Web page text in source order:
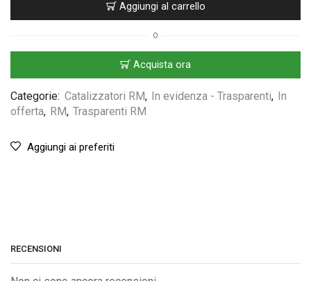
Aggiungi al carrello
O
Acquista ora
Categorie: Catalizzatori RM, In evidenza - Trasparenti, In
offerta, RM, Trasparenti RM
Aggiungi ai preferiti
RECENSIONI